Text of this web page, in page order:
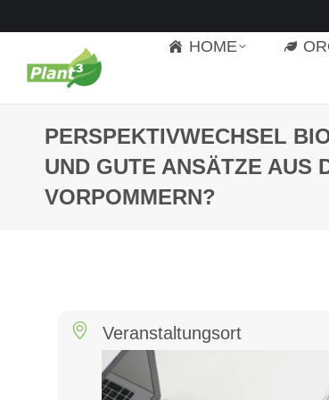
HOME
PERSPEKTIVWECHSEL
UND GUTE ANSÄTZE AUS
VORPOMMERN?
Veranstaltungsort